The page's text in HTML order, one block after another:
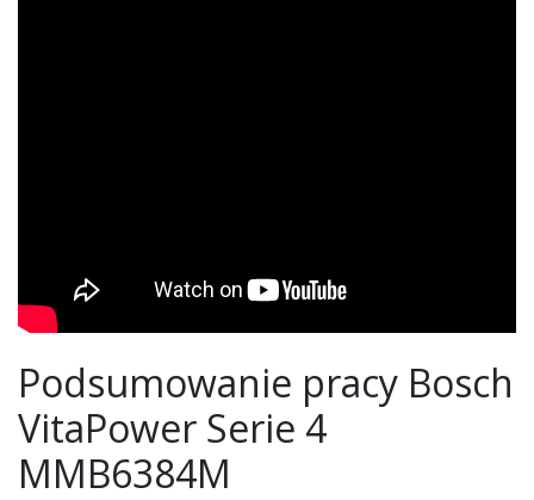
Podsumowanie pracy Bosch
VitaPower Serie 4
MMB6384M